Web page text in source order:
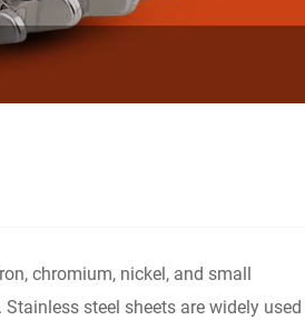
chromium, nickel, and small
steel sheets are widely used